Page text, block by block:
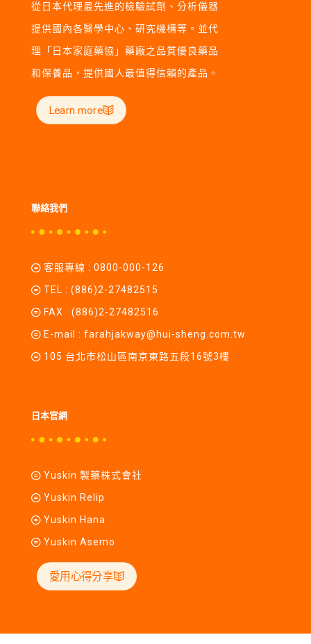
從日本代理最先進的檢驗試劑、分析儀器
提供國內各醫學中心、研究機構等。並代
理「日本家庭藥協」藥廠之品質優良藥品
和保養品，提供國人最值得信賴的產品。
Learn more
聯絡我們
客服專線 : 0800-000-126
TEL : (886)2-27482515
FAX : (886)2-27482516
E-mail : farahjakway@hui-sheng.com.tw
105 台北市松山區南京東路五段16號3樓
日本官網
Yuskin 製藥株式會社
Yuskin Relip
Yuskin Hana
Yuskin Asemo
愛用心得分享